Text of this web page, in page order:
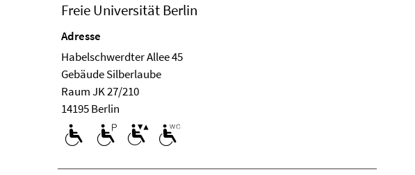
Freie Universität Berlin
Adresse
Habelschwerdter Allee 45
Ge­bäude Silberlaube
Raum JK 27/210
14195 Berlin